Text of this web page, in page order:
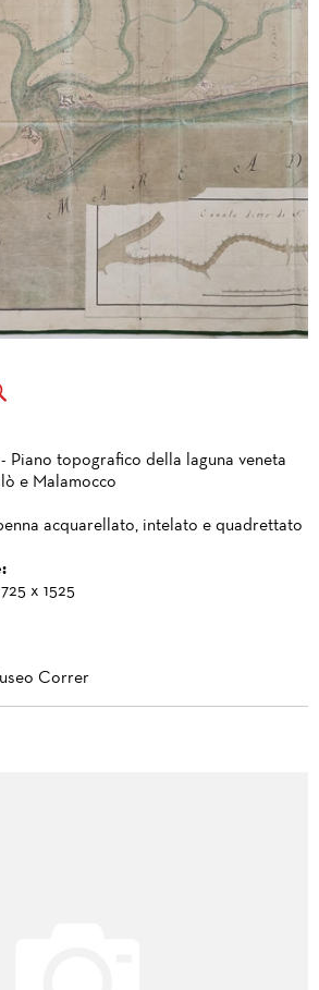
Piano topografico della laguna veneta
e Malamocco
acquarellato, intelato e quadrettato
x 1525
Correr